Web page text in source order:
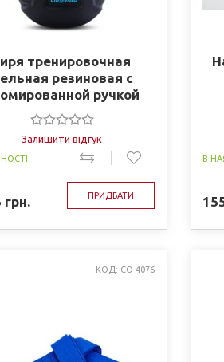
тренировочная
резиновая с
ручкой
LiveUp Lp8043
Залишити відгук
грн. ПРИДБАТИ
В
КОД: CO-4076